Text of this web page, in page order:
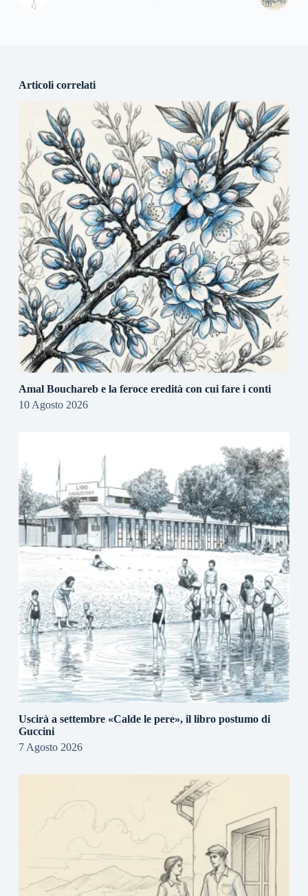
Articoli correlati
Amal Bouchareb e la feroce eredità con cui fare i conti
10 Agosto 2026
Uscirà a settembre «Calde le pere», il libro postumo di
Guccini
7 Agosto 2026